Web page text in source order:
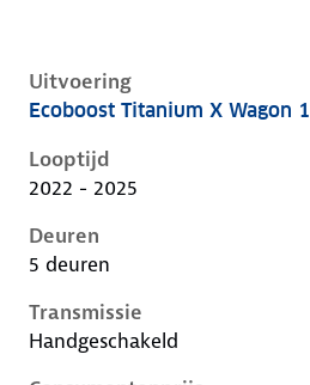
Uitvoering
Ford Focus iv-1e-facelift,
Ecoboost Titanium X Wagon
Looptijd
2022 - 2025
Deuren
5 deuren
Transmissie
Handgeschakeld